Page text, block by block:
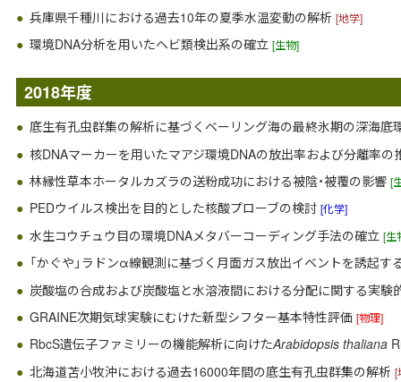
兵庫県千種川における過去10年の夏季水温変動の解析[地学]
環境DNA分析を用いたヘビ類検出系の確立[生物]
2018年度
底生有孔虫群集の解析に基づくベーリング海の最終氷期の深海底
核DNAマーカーを用いたマアジ環境DNAの放出率および分離率の
林縁性草本ホータルカズラの送粉成功における被陰・被覆の影響[
PEDウイルス検出を目的とした核酸プローブの検討[化学]
水生コウチュウ目の環境DNAメタバーコーディング手法の確立[生
「かぐや」ラドンα線観測に基づく月面ガス放出イベントを誘起
炭酸塩の合成および炭酸塩と水溶液間における分配に関する実験
GRAINE次期気球実験にむけた新型シフター基本特性評価[物理]
RbcS遺伝子ファミリーの機能解析に向けたArabidopsis thaliana
北海道苫小牧沖における過去16000年間の底生有孔虫群集の解析[